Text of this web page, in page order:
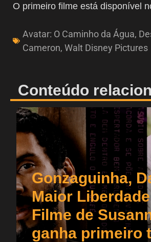
O primeiro filme está disponível
Avatar: O Caminho da Água,
Cameron, Walt Disney Pictures
Conteúdo
Gonzaguinha,
Maior
Filme de
ganha primeiro